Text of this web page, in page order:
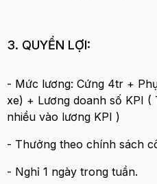
3. QUYỀN LỢI:
- Mức lương: Cứng 4tr +
xe) + Lương doanh số KPI
nhiều vào lương KPI )
- Thưởng theo chính sách
- Nghỉ 1 ngày trong tuần.